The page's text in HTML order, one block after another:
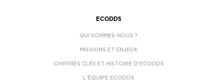
ECODDS
QUI SOMMES-NOUS ?
MISSIONS ET ENJEUX
CHIFFRES CLÉS ET HISTOIRE D’ECODDS
L’ÉQUIPE ECODDS